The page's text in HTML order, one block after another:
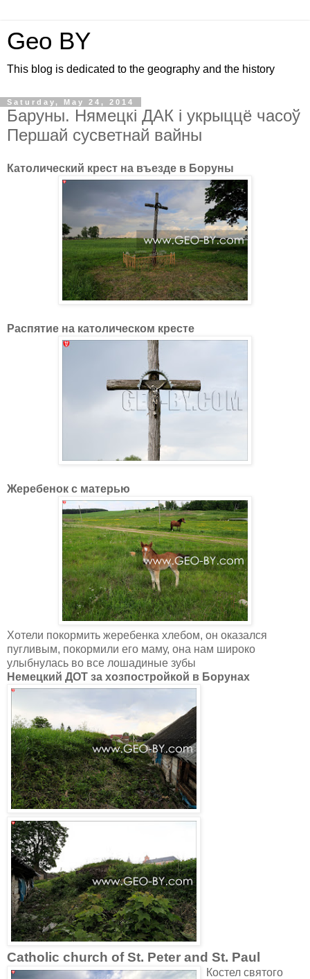
Geo BY
This blog is dedicated to the geography and the history
Saturday, May 24, 2014
Баруны. Нямецкі ДАК і укрыццё часоў
Першай сусветнай вайны
Католический крест на въезде в Боруны
Распятие на католическом кресте
Жеребенок с матерью
Хотели покормить жеребенка хлебом, он оказался
пугливым, покормили его маму, она нам широко
улыбнулась во все лошадиные зубы
Немецкий ДОТ за хозпостройкой в Борунах
Catholic church of St. Peter and St. Paul
Костел святого